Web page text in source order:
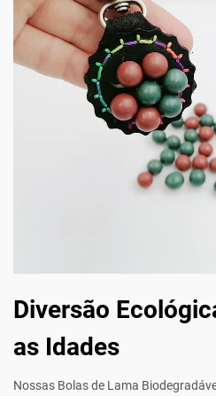
Diversão
as Idades
Nossas Bolas de Lama